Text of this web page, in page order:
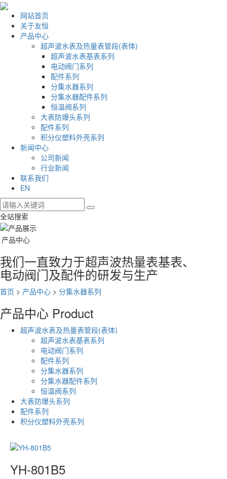
网站首页
关于友恒
产品中心
超声波水表及热量表管段(表体)
超声波水表基表系列
电动阀门系列
配件系列
分集水器系列
分集水器配件系列
恒温阀系列
大表防爆头系列
配件系列
积分仪塑料外壳系列
新闻中心
公司新闻
行业新闻
联系我们
EN
全站搜索
产品中心
我们一直致力于超声波热量表基表、
电动阀门及配件的研发与生产
首页 > 产品中心 > 分集水器系列
产品中心 Product
超声波水表及热量表管段(表体)
超声波水表基表系列
电动阀门系列
配件系列
分集水器系列
分集水器配件系列
恒温阀系列
大表防爆头系列
配件系列
积分仪塑料外壳系列
YH-801B5